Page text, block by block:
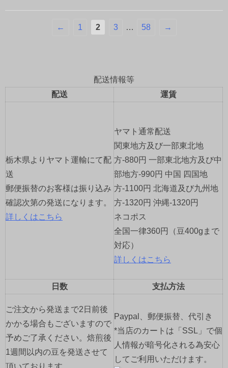
← 1 2 3 … 58 →
配送情報等
配送
運賃
栃木県よりヤマト運輸にて配
送
郵便振替のお客様は振り込み
確認次第の発送になります。
詳しくはこちら
ヤマト通常配送
関東地方及び一部東北地
方-880円 一部東北地方及び中
部地方-990円 中国 四国地
方-1100円 北海道及び九州地
方-1320円 沖縄-1320円
ネコポス
全国一律360円（豆400gまで
対応）
詳しくはこちら
日数 支払方法
ご注文から発送まで2日前後
かかる場合もございますので
予めご了承ください。焙煎後
1週間以内の豆を発送させて
頂いております。
Paypal、郵便振替、代引き
*当店のカートは「SSL」で個
人情報が暗号化される為安心
してご利用いただけます。